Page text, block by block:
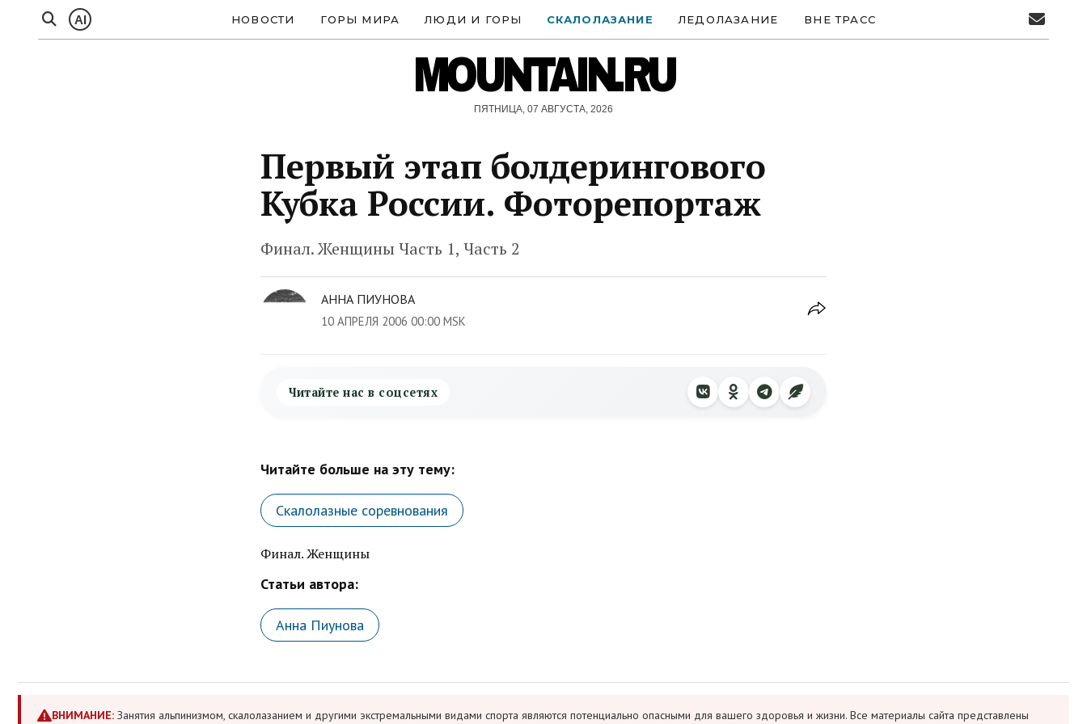
AI НОВОСТИ ГОРЫ МИРА ЛЮДИ И ГОРЫ СКАЛОЛАЗАНИЕ ЛЕДОЛАЗАНИЕ ВНЕ ТРАСС
MOUNTAIN.RU
ПЯТНИЦА, 07 АВГУСТА, 2026
Первый этап болдерингового
Кубка России. Фоторепортаж
Финал. Женщины Часть 1, Часть 2
АННА ПИУНОВА
10 АПРЕЛЯ 2006 00:00 MSK
Читайте нас в соцсетях
Читайте больше на эту тему:
Скалолазные соревнования
Финал. Женщины
Статьи автора:
Анна Пиунова
ВНИМАНИЕ: Занятия альпинизмом, скалолазанием и другими экстремальными видами спорта являются потенциально опасными для вашего здоровья и жизни. Все материалы сайта представлены